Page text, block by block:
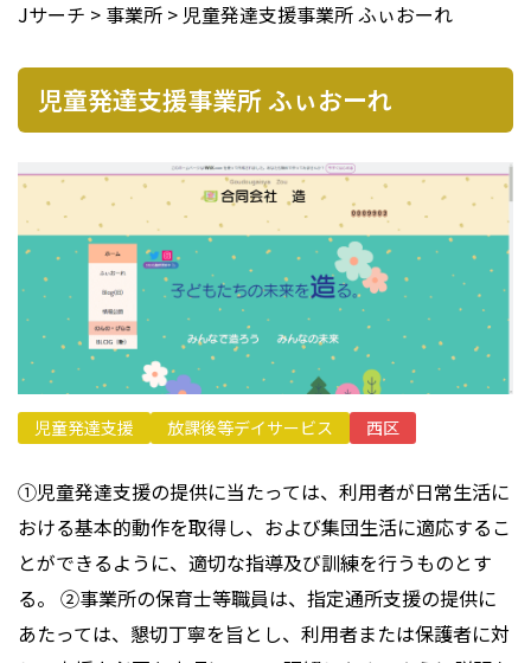
運営社情報
プライバシーポリシー
Jサーチ > 事業所 > 児童発達支援事業所 ふぃおーれ
児童発達支援事業所 ふぃおーれ
児童発達支援 放課後等デイサービス 西区
①児童発達支援の提供に当たっては、利用者が日常生活に
おける基本的動作を取得し、および集団生活に適応するこ
とができるように、適切な指導及び訓練を行うものとす
る。 ②事業所の保育士等職員は、指定通所支援の提供に
あたっては、懇切丁寧を旨とし、利用者または保護者に対